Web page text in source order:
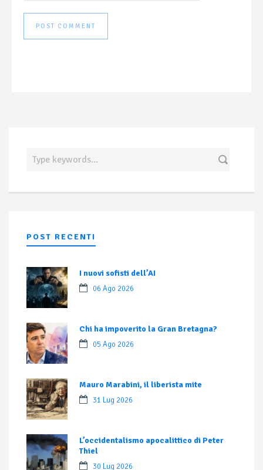
POST RECENTI
I nuovi sofisti dell’AI
06 Ago 2026
Chi ha impoverito la Gran Bretagna?
05 Ago 2026
Mauro Marabini, il liberista mite
31 Lug 2026
L’occidentalismo apocalittico di Peter
Thiel
30 Lug 2026